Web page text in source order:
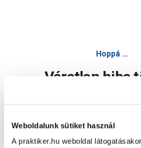
Weboldalunk sütiket használ
A praktiker.hu weboldal
Hoppá ...
Váratlan hiba
Oldal újratöltése